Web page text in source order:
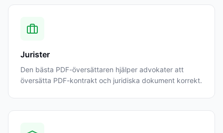
Jurister
Den bästa PDF-översättaren hjälper advokater att
översätta PDF-kontrakt och juridiska dokument korrekt.